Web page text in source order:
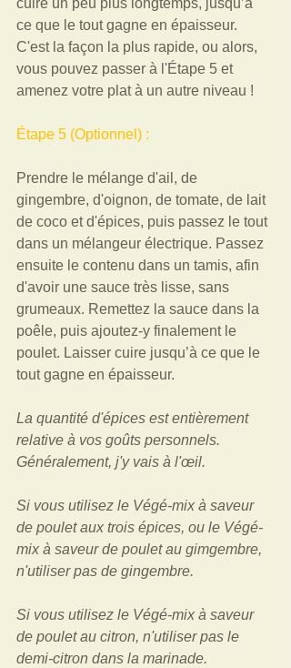
cuire un peu plus longtemps, jusqu’à
ce que le tout gagne en épaisseur.
C'est la façon la plus rapide, ou alors,
vous pouvez passer à l'Étape 5 et
amenez votre plat à un autre niveau !
Étape 5 (Optionnel) :
Prendre le mélange d'ail, de
gingembre, d'oignon, de tomate, de lait
de coco et d'épices, puis passez le tout
dans un mélangeur électrique. Passez
ensuite le contenu dans un tamis, afin
d'avoir une sauce très lisse, sans
grumeaux. Remettez la sauce dans la
poêle, puis ajoutez-y finalement le
poulet. Laisser cuire jusqu’à ce que le
tout gagne en épaisseur.
La quantité d'épices est entièrement
relative à vos goûts personnels.
Généralement, j'y vais à l'œil.
Si vous utilisez le Végé-mix à saveur
de poulet aux trois épices, ou le Végé-
mix à saveur de poulet au gimgembre,
n'utiliser pas de gingembre.
Si vous utilisez le Végé-mix à saveur
de poulet au citron, n'utiliser pas le
demi-citron dans la marinade.